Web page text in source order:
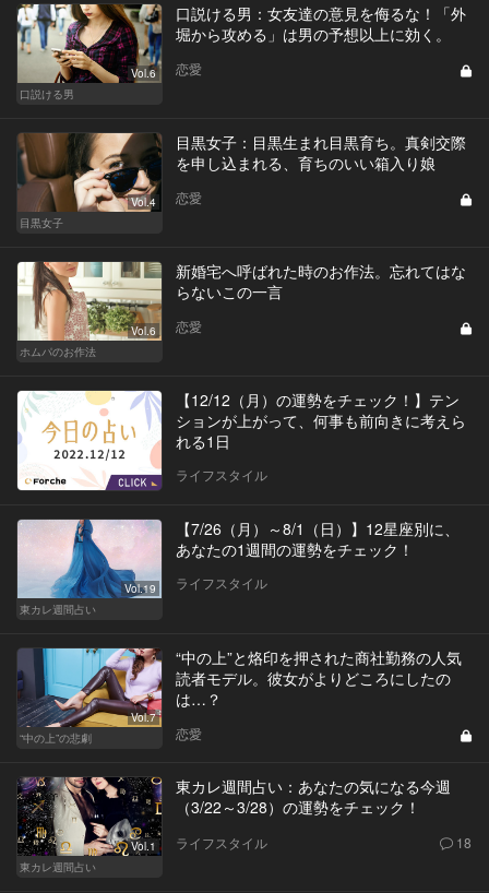
Vol.6
口説ける男
口説ける男：女友達の意見を侮るな！「外
堀から攻める」は男の予想以上に効く。
恋愛
Vol.4
目黒女子
目黒女子：目黒生まれ目黒育ち。真剣交際
を申し込まれる、育ちのいい箱入り娘
恋愛
Vol.6
ホムパのお作法
新婚宅へ呼ばれた時のお作法。忘れてはな
らないこの一言
恋愛
【12/12（月）の運勢をチェック！】テン
ションが上がって、何事も前向きに考えら
れる1日
ライフスタイル
Vol.19
東カレ週間占い
【7/26（月）～8/1（日）】12星座別に、
あなたの1週間の運勢をチェック！
ライフスタイル
Vol.7
“中の上”の悲劇
“中の上”と烙印を押された商社勤務の人気
読者モデル。彼女がよりどころにしたの
は…？
恋愛
Vol.1
東カレ週間占い
東カレ週間占い：あなたの気になる今週
（3/22～3/28）の運勢をチェック！
ライフスタイル 18